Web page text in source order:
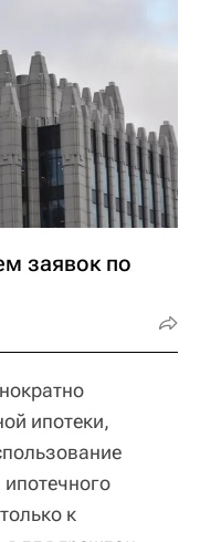
заявок по
ипотеки,
к